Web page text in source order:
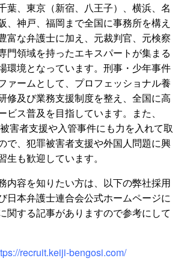
葉、東京（新宿、八王子）、横浜、名
、神戸、福岡まで全国に事務所を構え
富な弁護士に加え、元裁判官、元検察
門領域を持ったエキスパートが集まる
環境となっています。刑事・少年事件
ァームとして、プロフェッショナル養
修及び業務支援制度を整え、全国に高
ビス普及を目指しています。また、
害者支援や入管事件にも力を入れて取
で、犯罪被害者支援や外国人問題に興
生も歓迎しています。
内容を知りたい方は、以下の弊社採用
日本弁護士連合会公式ホームページに
関する記事がありますので参考にして
recruit.keiji-bengosi.com/